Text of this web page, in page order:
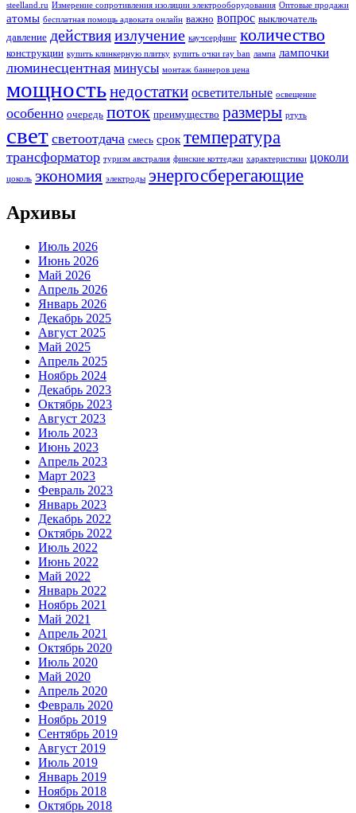
steelland.ru Измерение сопротивления изоляции электрооборудования Оптовые продажи
атомы бесплатная помощь адвоката онлайн важно вопрос выключатель
давление действияизлучение каучсерфинг количество
конструкции купить клинкерную плитку купить очки ray ban лампа лампочки
люминесцентная минусы монтаж баннеров цена
мощностьнедостатки осветительные освещение
особенно очередь поток преимущество размеры ртуть
свет светоотдача смесь срок температура
трансформатор туризм австралия финские коттеджи характеристики цоколи
цоколь экономия электроды энергосберегающие
Архивы
Июль 2026
Июнь 2026
Май 2026
Апрель 2026
Январь 2026
Декабрь 2025
Август 2025
Май 2025
Апрель 2025
Ноябрь 2024
Декабрь 2023
Октябрь 2023
Август 2023
Июль 2023
Июнь 2023
Апрель 2023
Март 2023
Февраль 2023
Январь 2023
Декабрь 2022
Октябрь 2022
Июль 2022
Июнь 2022
Май 2022
Январь 2022
Ноябрь 2021
Май 2021
Апрель 2021
Октябрь 2020
Июль 2020
Май 2020
Апрель 2020
Февраль 2020
Ноябрь 2019
Сентябрь 2019
Август 2019
Июль 2019
Январь 2019
Ноябрь 2018
Октябрь 2018